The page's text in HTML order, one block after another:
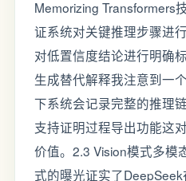
Memorizing Transformers
证系统对关键推理步骤进
对低置信度结论进行明确
生成替代解释我注意到一
下系统会记录完整的推理
支持证明过程导出功能这
价值。2.3 Vision模式多模
式的曝光证实了